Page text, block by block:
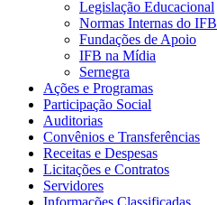
Legislação Educacional
Normas Internas do IFB
Fundações de Apoio
IFB na Mídia
Sernegra
Ações e Programas
Participação Social
Auditorias
Convênios e Transferências
Receitas e Despesas
Licitações e Contratos
Servidores